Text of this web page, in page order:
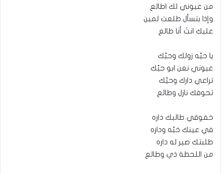
من عيوني لك اطالع
وإذا بتسأل طلعت لمين
عليك انتَ أنا طالع
يا حيّه زولك وحيّك
عيوني نعن ابو حيّك
تراعي دارك وحيّك
تحوفك نازل وطالع
خفوقي طالبك داره
في عينك خبّه وداره
طلبتك صير له داره
من اللحظة ذي وطالع